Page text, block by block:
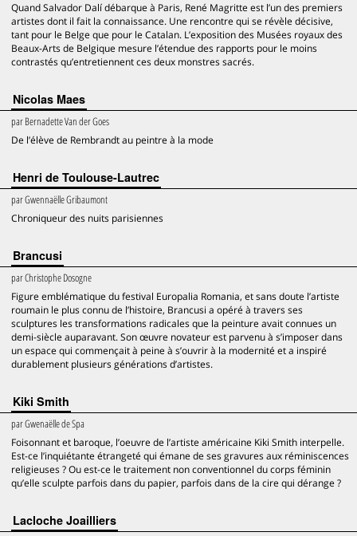
Quand Salvador Dalí débarque à Paris, René Magritte est l’un des premiers
artistes dont il fait la connaissance. Une rencontre qui se révèle décisive,
tant pour le Belge que pour le Catalan. L’exposition des Musées royaux des
Beaux-Arts de Belgique mesure l’étendue des rapports pour le moins
contrastés qu’entretiennent ces deux monstres sacrés.
Nicolas Maes
parBernadette Van der Goes
De l’élève de Rembrandt au peintre à la mode
Henri de Toulouse-Lautrec
parGwennaëlle Gribaumont
Chroniqueur des nuits parisiennes
Brancusi
parChristophe Dosogne
Figure emblématique du festival Europalia Romania, et sans doute l’artiste
roumain le plus connu de l’histoire, Brancusi a opéré à travers ses
sculptures les transformations radicales que la peinture avait connues un
demi-siècle auparavant. Son œuvre novateur est parvenu à s’imposer dans
un espace qui commençait à peine à s’ouvrir à la modernité et a inspiré
durablement plusieurs générations d’artistes.
Kiki Smith
parGwenaëlle de Spa
Foisonnant et baroque, l’oeuvre de l’artiste américaine Kiki Smith interpelle.
Est-ce l’inquiétante étrangeté qui émane de ses gravures aux réminiscences
religieuses ? Ou est-ce le traitement non conventionnel du corps féminin
qu’elle sculpte parfois dans du papier, parfois dans de la cire qui dérange ?
Lacloche Joailliers